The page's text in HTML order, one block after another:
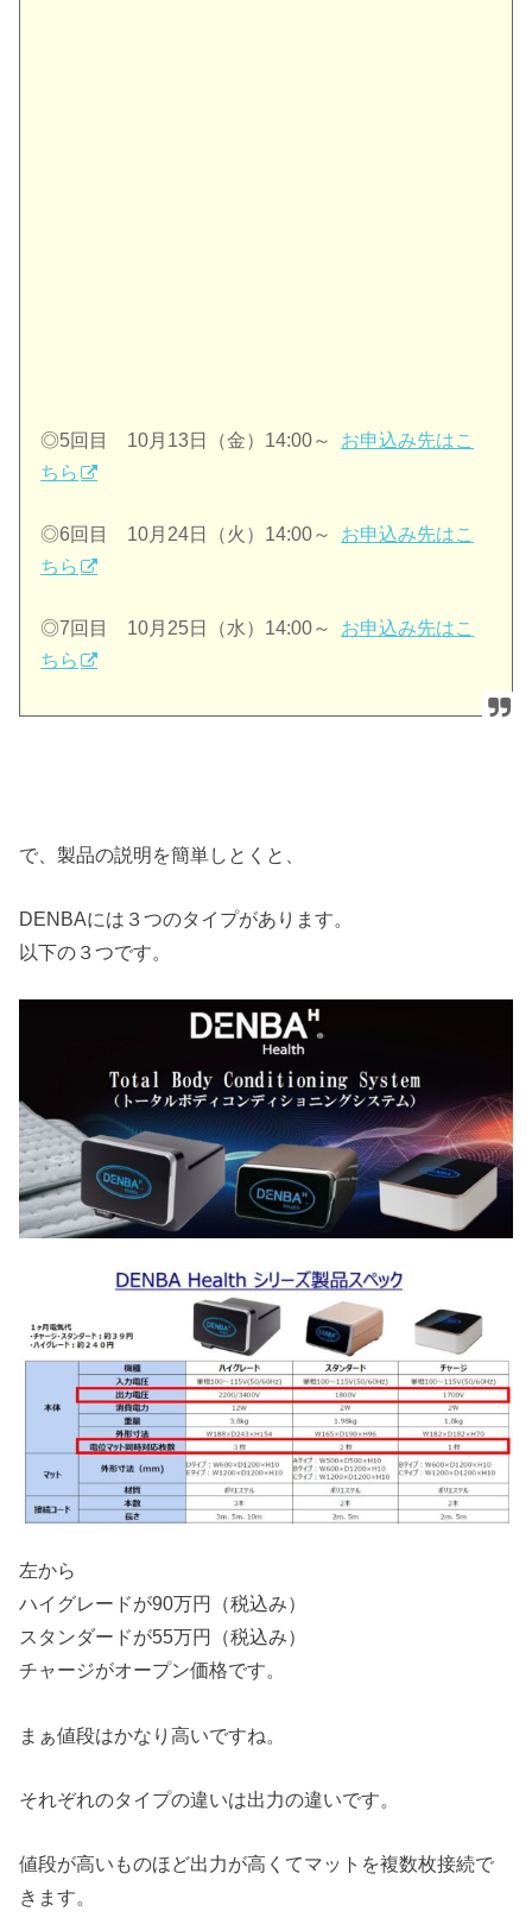
◎5回目 10月13日（金）14:00～ お申込み先はこ
ちら
◎6回目 10月24日（火）14:00～ お申込み先はこ
ちら
◎7回目 10月25日（水）14:00～ お申込み先はこ
ちら
で、製品の説明を簡単しとくと、
DENBAには３つのタイプがあります。
以下の３つです。
左から
ハイグレードが90万円（税込み）
スタンダードが55万円（税込み）
チャージがオープン価格です。
まぁ値段はかなり高いですね。
それぞれのタイプの違いは出力の違いです。
値段が高いものほど出力が高くてマットを複数枚接続で
きます。